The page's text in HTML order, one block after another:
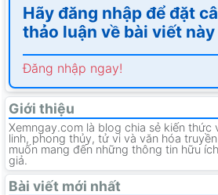
Hãy đăng nhập để đặt
thảo luận về bài viết này
Đăng nhập ngay!
Giới thiệu
Xemngay.com là blog chia sẻ kiến thức
linh, phong thủy, tử vi và văn hóa
muốn mang đến những thông tin hữu
giả.
Bài viết mới nhất